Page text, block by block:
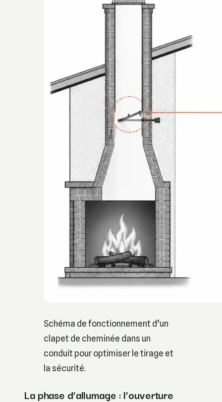
Schéma de fonctionnement d’un
clapet de cheminée dans un
conduit pour optimiser le tirage et
la sécurité.
La phase d’allumage : l’ouverture